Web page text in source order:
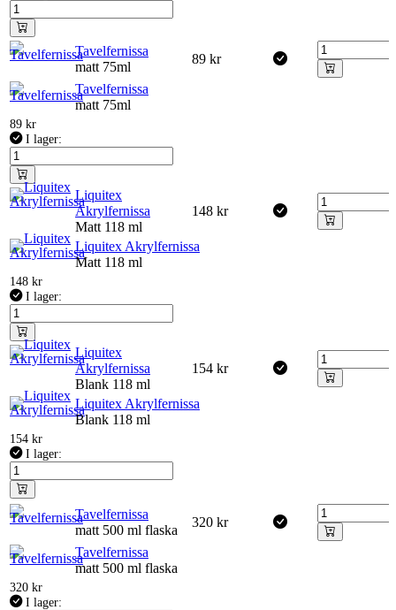
Tavelfernissa
matt 75ml
89 kr
Tavelfernissa
matt 75ml
89 kr
I lager:
Liquitex
Akrylfernissa
Matt 118 ml
148 kr
Liquitex Akrylfernissa
Matt 118 ml
148 kr
I lager:
Liquitex
Akrylfernissa
Blank 118 ml
154 kr
Liquitex Akrylfernissa
Blank 118 ml
154 kr
I lager:
Tavelfernissa
matt 500 ml flaska
320 kr
Tavelfernissa
matt 500 ml flaska
320 kr
I lager: